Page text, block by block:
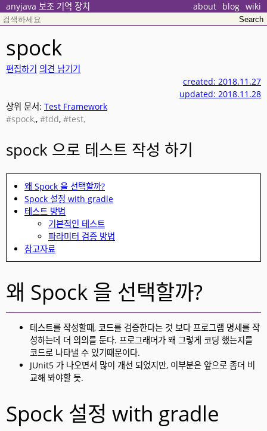
anyjava 보조 기억 장치 wiki
blog
about
spock
편집하기 의견 남기기
created: 2018.11.27
updated: 2018.11.28
상위 문서: Test Framework
#spock,, #tdd, #test,
spock 으로 테스트 작성 하기
왜 Spock 을 선택할까?
Spock 설정 with gradle
테스트 방법
기본적인 테스트
파라미터 검증 방법
참고자료
왜 Spock 을 선택할까?
테스트를 작성할때, 코드를 검증한다는 것 보다 프로그램 명세를 작
성하는데 더 의의를 둔다. 프로그래머가 왜 그렇게 코딩 했는지를
코드로 나타낼 수 있기때문이다.
JUnit5 가 나오면서 많이 개선 되었지만, 이부분은 앞으로 좀더 비
교해 봐야할 듯.
Spock 설정 with gradle